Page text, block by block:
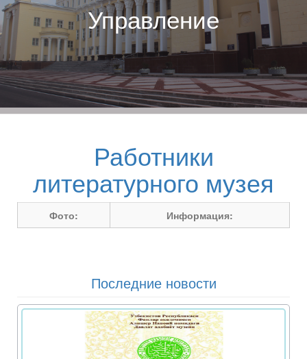
Управление
Работники
литературного музея
Фото: Информация:
Последние новости